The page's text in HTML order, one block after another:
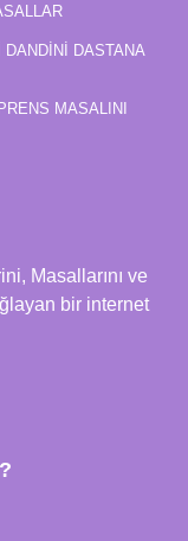
DANDINI DASTANA
MASALINI
Masallarını ve
bir internet